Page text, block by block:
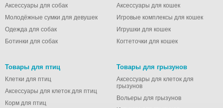
Аксессуары для собак
Молодёжные сумки для девушек
Одежда для собак
Ботинки для собак
Аксессуары для кошек
Игровые комплексы для кошек
Игрушки для кошек
Когтеточки для кошек
Товары для птиц
Клетки для птиц
Аксессуары для клеток для птиц
Корм для птиц
Товары для грызунов
Аксессуары для клеток для
грызунов
Вольеры для грызунов